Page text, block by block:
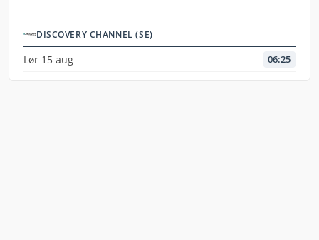
DISCOVERY CHANNEL (SE)
Lør 15 aug 06:25